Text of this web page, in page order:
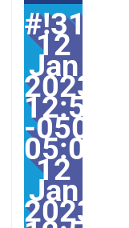
#!31Thu,
12
Jan
2023
12:55:07
-0500-
12
Jan
2023